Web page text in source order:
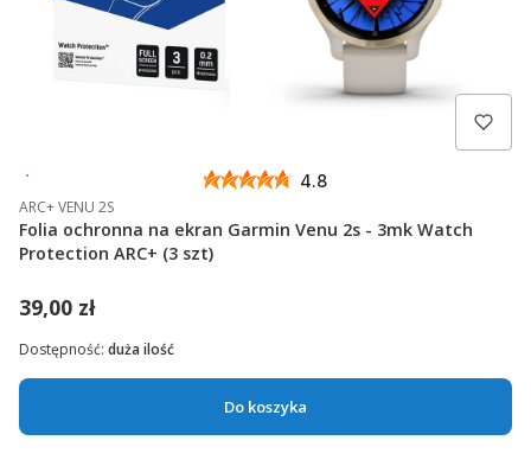
4.8
ARC+ VENU 2S
Folia ochronna na ekran Garmin Venu 2s - 3mk Watch
Protection ARC+ (3 szt)
39,00 zł
Do koszyka
Dostępność: duża ilość